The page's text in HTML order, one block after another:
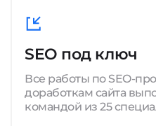
SEO под ключ
Все работы по SEO-
доработкам сайта
командой из 25